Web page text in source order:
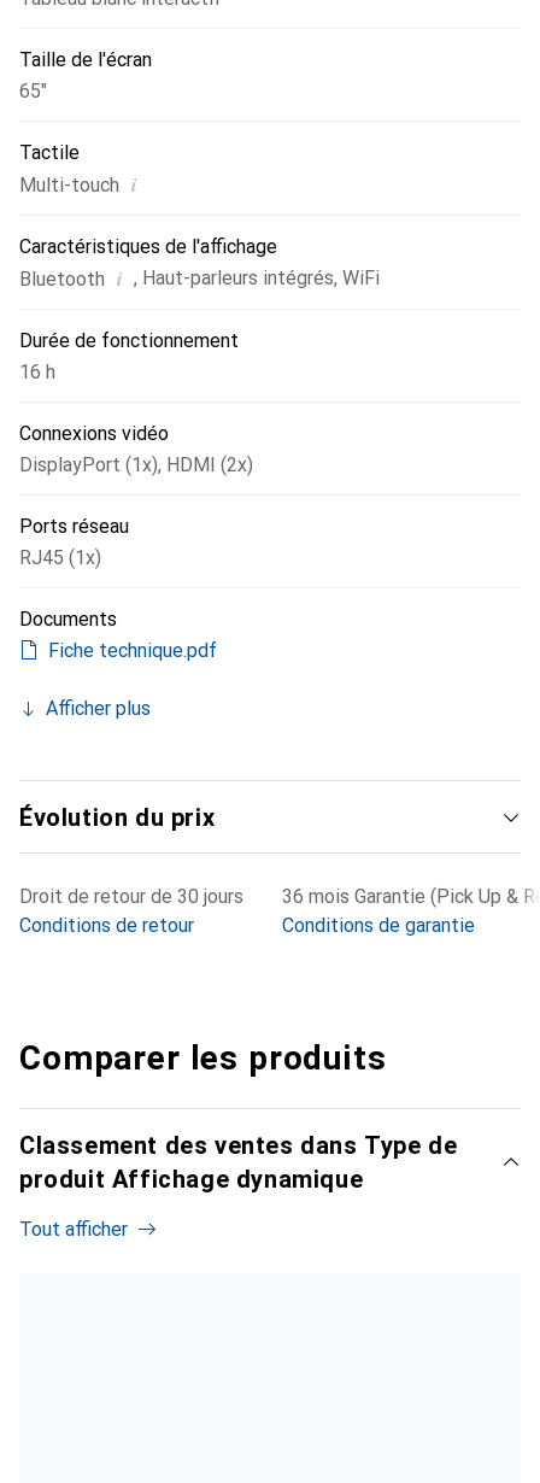
Taille de l'écran
65"
Tactile
Multi-touch i
Caractéristiques de l'affichage
Bluetooth i , Haut-parleurs intégrés, WiFi
Durée de fonctionnement
16 h
Connexions vidéo
DisplayPort (1x), HDMI (2x)
Ports réseau
RJ45 (1x)
Documents
Fiche technique.pdf
Afficher plus
Évolution du prix
Droit de retour de 30 jours
Conditions de retour
36 mois Garantie (Pick Up &
Conditions de garantie
Comparer les produits
Classement des ventes dans Type de
produit Affichage dynamique
Tout afficher